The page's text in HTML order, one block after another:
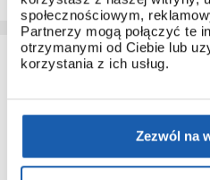
społecznościowym,
Partnerzy mogą połączyć te
otrzymanymi od Ciebie lub
korzystania z ich usług.
Zezwól na
3 + 3 LATA